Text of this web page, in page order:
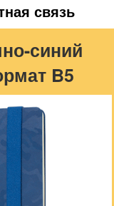
связь
синий
B5